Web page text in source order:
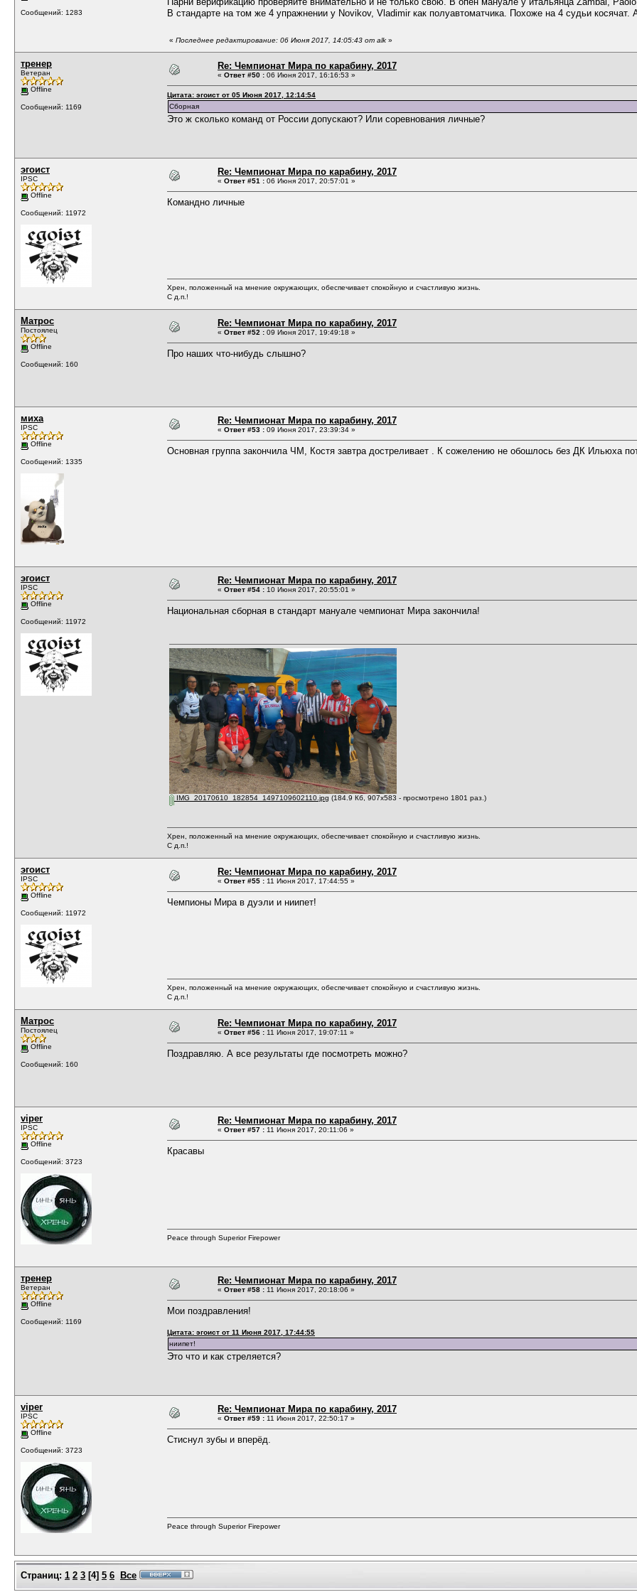
Сообщений: 1283
В стандарте на том же 4 упражнении у Novikov, Vladimir как полуавтоматчика. Похоже на 4 судьи
« Последнее редактирование: 06 Июня 2017, 14:05:43 от alk »
тренер
Ветеран
Offline
Сообщений: 1169
Re: Чемпионат Мира по карабину, 2017
« Ответ #50 : 06 Июня 2017, 16:16:53 »
Цитата: эгоист от 05 Июня 2017, 12:14:54
Сборная
Это ж сколько команд от России допускают? Или соревнования личные?
эгоист
IPSC
Offline
Сообщений: 11972
Re: Чемпионат Мира по карабину, 2017
« Ответ #51 : 06 Июня 2017, 20:57:01 »
Командно личные
Хрен, положенный на мнение окружающих, обеспечивает спокойную и счастливую жизнь.
С д.п.!
Матрос
Постоялец
Offline
Сообщений: 160
Re: Чемпионат Мира по карабину, 2017
« Ответ #52 : 09 Июня 2017, 19:49:18 »
Про наших что-нибудь слышно?
миха
IPSC
Offline
Сообщений: 1335
Re: Чемпионат Мира по карабину, 2017
« Ответ #53 : 09 Июня 2017, 23:39:34 »
Основная группа закончила ЧМ, Костя завтра достреливает . К сожелению не обошлось без ДК Ильюха
эгоист
IPSC
Offline
Сообщений: 11972
Re: Чемпионат Мира по карабину, 2017
« Ответ #54 : 10 Июня 2017, 20:55:01 »
Национальная сборная в стандарт мануале чемпионат Мира закончила!
IMG_20170610_182854_1497109602110.jpg (184.9 Кб, 907x583 - просмотрено 1801 раз.)
Хрен, положенный на мнение окружающих, обеспечивает спокойную и счастливую жизнь.
С д.п.!
эгоист
IPSC
Offline
Сообщений: 11972
Re: Чемпионат Мира по карабину, 2017
« Ответ #55 : 11 Июня 2017, 17:44:55 »
Чемпионы Мира в дуэли и ниипет!
Хрен, положенный на мнение окружающих, обеспечивает спокойную и счастливую жизнь.
С д.п.!
Матрос
Постоялец
Offline
Сообщений: 160
Re: Чемпионат Мира по карабину, 2017
« Ответ #56 : 11 Июня 2017, 19:07:11 »
Поздравляю. А все результаты где посмотреть можно?
viper
IPSC
Offline
Сообщений: 3723
Re: Чемпионат Мира по карабину, 2017
« Ответ #57 : 11 Июня 2017, 20:11:06 »
Красавы
Peace through Superior Firepower
тренер
Ветеран
Offline
Сообщений: 1169
Re: Чемпионат Мира по карабину, 2017
« Ответ #58 : 11 Июня 2017, 20:18:06 »
Мои поздравления!
Цитата: эгоист от 11 Июня 2017, 17:44:55
ниипет!
Это что и как стреляется?
viper
IPSC
Offline
Сообщений: 3723
Re: Чемпионат Мира по карабину, 2017
« Ответ #59 : 11 Июня 2017, 22:50:17 »
Стиснул зубы и вперёд.
Peace through Superior Firepower
Страниц: 1 2 3 [4] 5 6 Все